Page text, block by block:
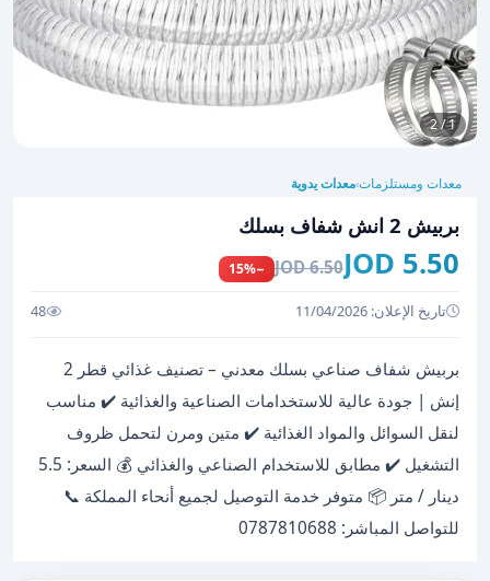
1 / 2
معدات ومستلزمات›معدات يدوية
بربيش 2 انش شفاف بسلك
5.50 JOD
6.50 JOD
−15%
تاريخ الإعلان: 11/04/2026 48
بربيش شفاف صناعي بسلك معدني – تصنيف غذائي قطر 2
إنش | جودة عالية للاستخدامات الصناعية والغذائية ✔️ مناسب
لنقل السوائل والمواد الغذائية ✔️ متين ومرن لتحمل ظروف
التشغيل ✔️ مطابق للاستخدام الصناعي والغذائي 💰 السعر: 5.5
دينار / متر 📦 متوفر خدمة التوصيل لجميع أنحاء المملكة 📞
للتواصل المباشر: 0787810688